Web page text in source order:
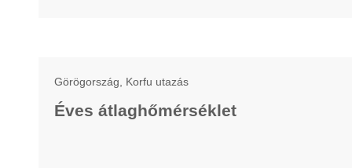
Görögország, Korfu utazás
Éves átlaghőmérséklet